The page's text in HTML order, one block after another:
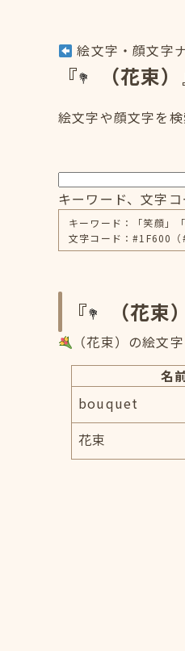
絵文字・顔文字
『 （花束
絵文字や顔文字を
キーワード、文字
キーワード：「笑顔」
文字コード：#1F600（
『 （花
（花束）の絵文
名
bouquet
花束